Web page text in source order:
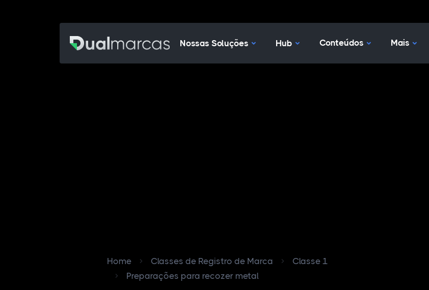
Nossas SoluçõesNossas Soluções
HubHub Conteúdos Mais
Home Classes de Registro de Marca
Classe 1
Preparações para recozer metal